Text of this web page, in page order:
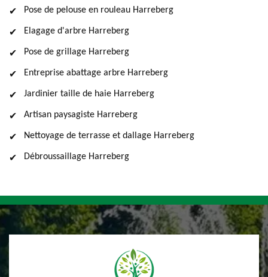
Pose de pelouse en rouleau Harreberg
Elagage d'arbre Harreberg
Pose de grillage Harreberg
Entreprise abattage arbre Harreberg
Jardinier taille de haie Harreberg
Artisan paysagiste Harreberg
Nettoyage de terrasse et dallage Harreberg
Débroussaillage Harreberg